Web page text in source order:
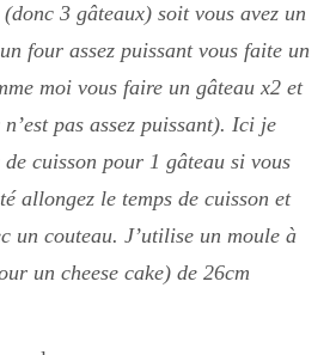
3 gâteaux) soit vous avez un
four assez puissant vous faite un
moi vous faire un gâteau x2 et
pas assez puissant). Ici je
cuisson pour 1 gâteau si vous
allongez le temps de cuisson et
un couteau. J’utilise un moule à
un cheese cake) de 26cm